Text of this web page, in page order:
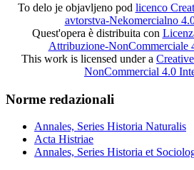
To delo je objavljeno pod licenco
avtorstva-Nekomercialno
Quest'opera è distribuita con
Attribuzione-NonCommerciale
This work is licensed under a
NonCommercial 4.0
Norme redazionali
Annales, Series Historia Naturalis
Acta Histriae
Annales, Series Historia et